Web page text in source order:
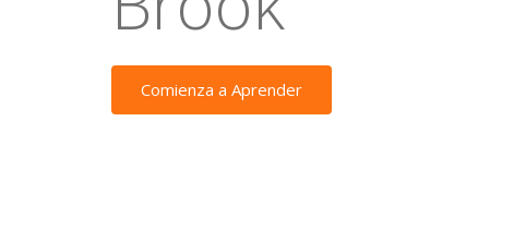
Comienza a Aprender